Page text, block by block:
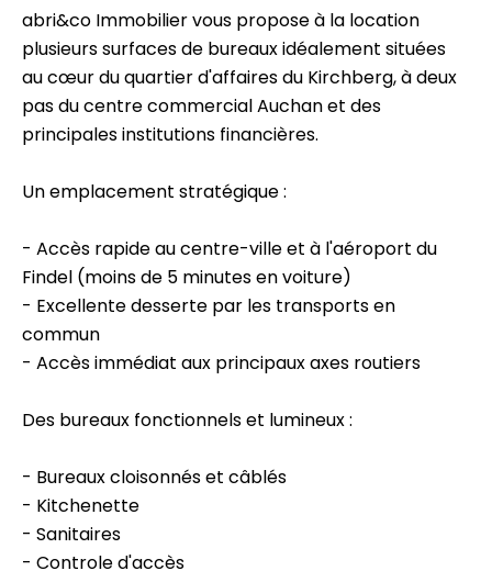
abri&co Immobilier vous propose à la location
plusieurs surfaces de bureaux idéalement situées
au cœur du quartier d'affaires du Kirchberg, à deux
pas du centre commercial Auchan et des
principales institutions financières.
Un emplacement stratégique :
- Accès rapide au centre-ville et à l'aéroport du
Findel (moins de 5 minutes en voiture)
- Excellente desserte par les transports en
commun
- Accès immédiat aux principaux axes routiers
Des bureaux fonctionnels et lumineux :
- Bureaux cloisonnés et câblés
- Kitchenette
- Sanitaires
- Controle d'accès